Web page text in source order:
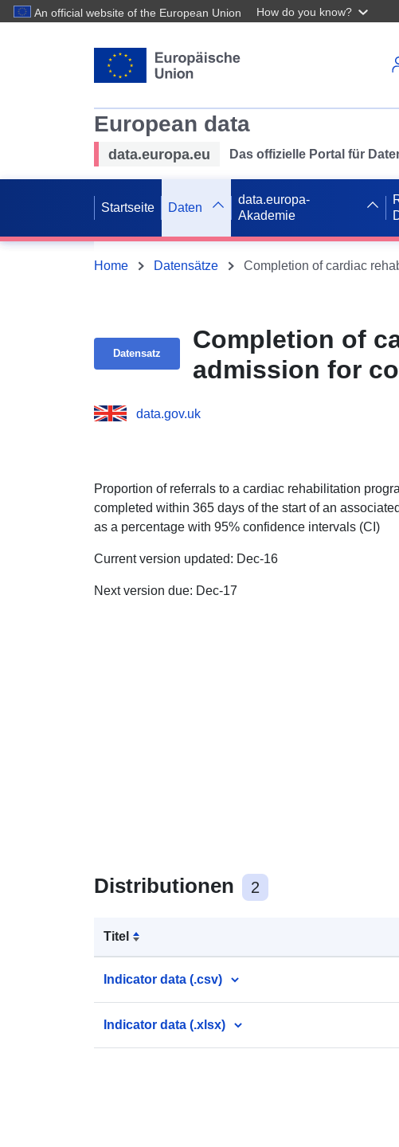
An official website of the European Union How do you know?
European data
data.europa.eu Das offizielle Portal für
Startseite Daten
data.europa-
Akademie
Home Datensätze
Datensatz
Completion of
admission for
data.gov.uk
Proportion of referrals to a cardiac rehabilitation
completed within 365 days of the start of an
as a percentage with 95% confidence intervals (CI)
Current version updated: Dec-16
Next version due: Dec-17
Distributionen 2
Titel
Indicator data (.csv)
Indicator data (.xlsx)